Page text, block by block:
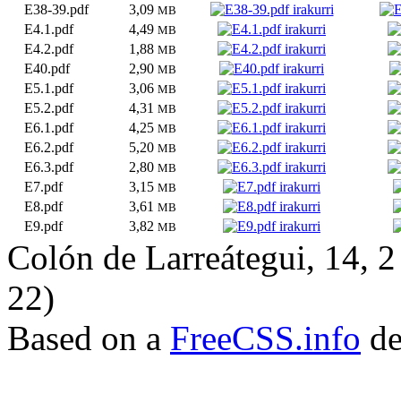
E38-39.pdf 3,09 MB
E4.1.pdf 4,49 MB
E4.2.pdf 1,88 MB
E40.pdf 2,90 MB
E5.1.pdf 3,06 MB
E5.2.pdf 4,31 MB
E6.1.pdf 4,25 MB
E6.2.pdf 5,20 MB
E6.3.pdf 2,80 MB
E7.pdf 3,15 MB
E8.pdf 3,61 MB
E9.pdf 3,82 MB
Colón de Larreátegui, 14,
22)
Based on a FreeCSS.info